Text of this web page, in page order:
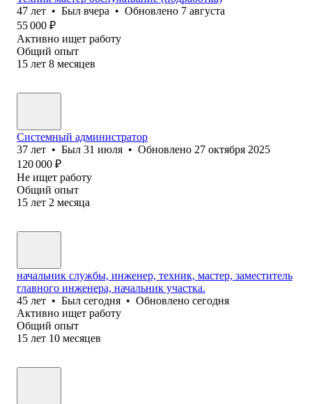
47 лет • Был вчера • Обновлено 7 августа
55 000 ₽
Активно ищет работу
Общий опыт
15 лет 8 месяцев
Системный администратор
37 лет • Был 31 июля • Обновлено 27 октября 2025
120 000 ₽
Не ищет работу
Общий опыт
15 лет 2 месяца
начальник службы, инженер, техник, мастер, заместитель
главного инженера, начальник участка.
45 лет • Был сегодня • Обновлено сегодня
Активно ищет работу
Общий опыт
15 лет 10 месяцев